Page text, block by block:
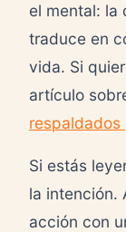
el mental: la
traduce en
vida. Si
artículo
respaldados
Si estás
la intención.
acción con